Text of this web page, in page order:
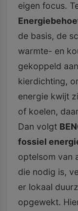
eigen focus.
de basis, de
warmte- en
gekoppeld
kierdichting,
energie kwijt
of koelen,
Dan volgt
fossiel
optelsom van
die nodig is,
er lokaal
opgewekt.